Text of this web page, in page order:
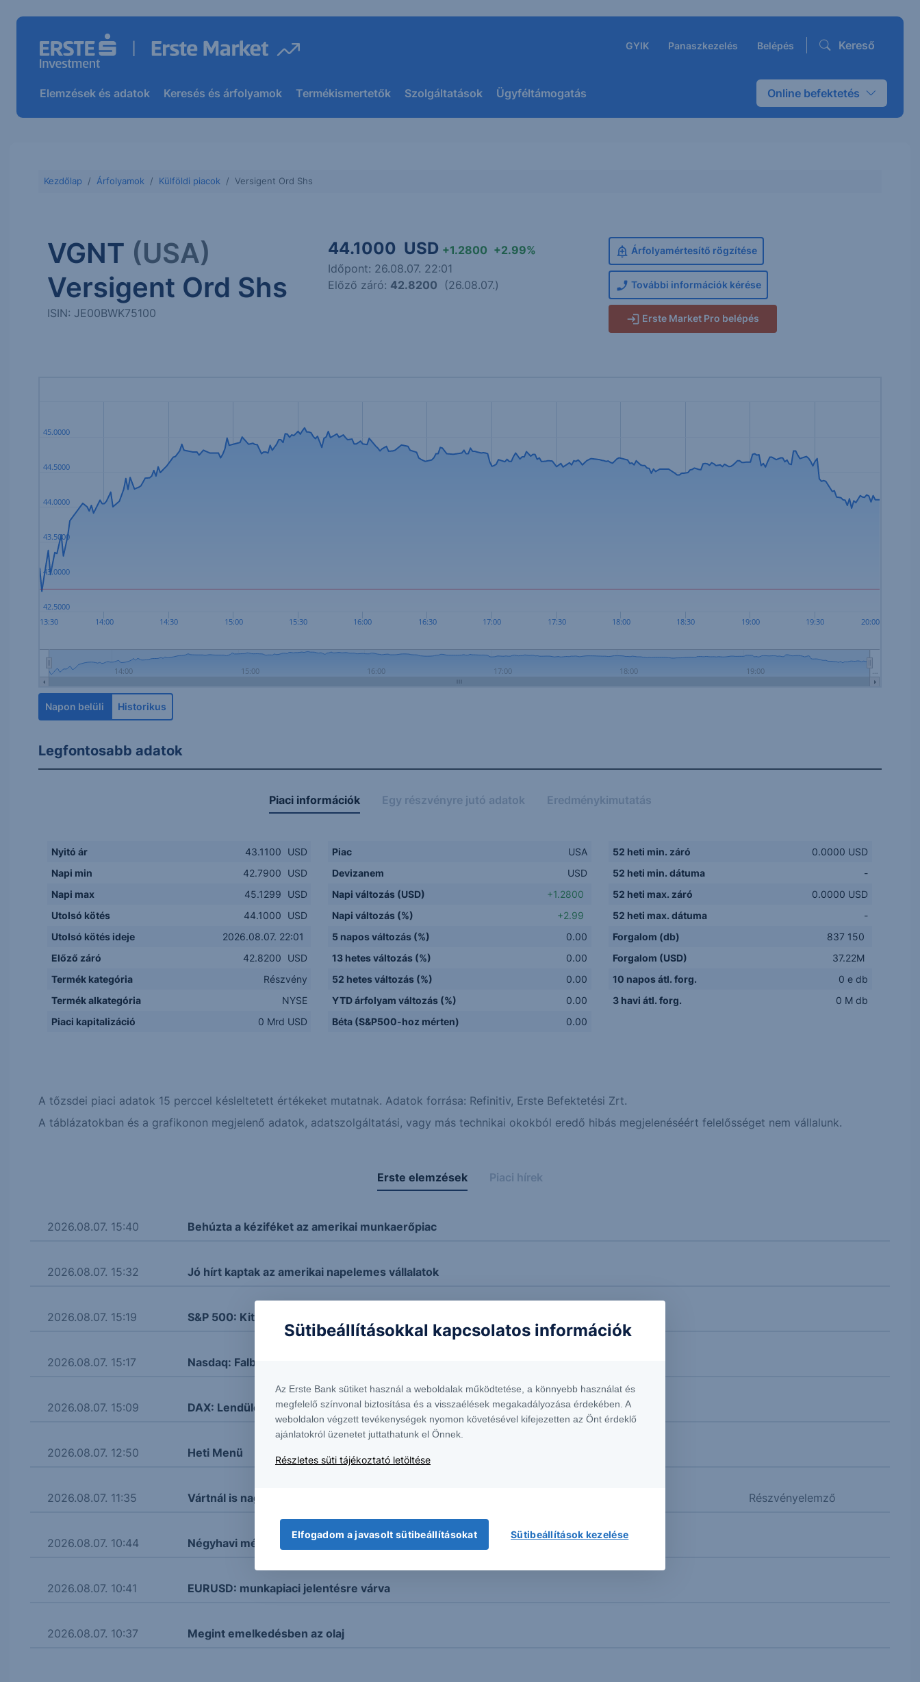
GYIK Panaszkezelés Belépés Kereső
Elemzések és adatok Keresés és árfolyamok Termékismertetők Szolgáltatások Ügyféltámogatás Online befektetés
Kezdőlap Árfolyamok Külföldi piacok Versigent Ord Shs
VGNT (USA)
Versigent Ord Shs
ISIN: JE00BWK75100
44.1000 USD +1.2800 +2.99%
Időpont: 26.08.07. 22:01
Előző záró: 42.8200 (26.08.07.)
Árfolyamértesítő rögzítése
További információk kérése
Erste Market Pro belépés
13:30 14:00 14:30 15:00 15:30 16:00 16:30 17:00 17:30 18:00 18:30 19:00 19:30 20:00
14:00 15:00 16:00 17:00 18:00 19:00 …
42.5000
43.0000
43.5000
44.0000
44.5000
45.0000
Napon belüli Historikus
Legfontosabb adatok
Piaci információk Egy részvényre jutó adatok Eredménykimutatás
Nyitó ár 43.1100
USD
Napi min
42.7900
USD
Napi max
45.1299
USD
Utolsó kötés
44.1000
USD
Utolsó kötés ideje
2026.08.07. 22:01
Előző záró
42.8200
USD
Termék kategória
Részvény
Termék alkategória
NYSE
Piaci kapitalizáció
0 Mrd USD
Piac
USA
Devizanem
USD
Napi változás (USD)
+1.2800
Napi változás (%)
+2.99
5 napos változás (%)
0.00
13 hetes változás (%)
0.00
52 hetes változás (%)
0.00
YTD árfolyam változás (%)
0.00
Béta (S&P500-hoz mérten)
0.00
52 heti min. záró
0.0000 USD
52 heti min. dátuma
-
52 heti max. záró
0.0000 USD
52 heti max. dátuma
-
Forgalom (db)
837 150
Forgalom (USD)
37.22M
10 napos átl. forg.
0 e db
3 havi átl. forg.
0 M db
A tőzsdei piaci adatok 15 perccel késleltetett értékeket mutatnak. Adatok forrása: Refinitiv, Erste Befektetési Zrt.
A táblázatokban és a grafikonon megjelenő adatok, adatszolgáltatási, vagy más technikai okokból eredő hibás megjelenéséért felelősséget nem vállalunk.
Erste elemzések Piaci hírek
2026.08.07. 15:40 Behúzta a kéziféket az amerikai munkaerőpiac
2026.08.07. 15:32 Jó hírt kaptak az amerikai napelemes vállalatok
2026.08.07. 15:19 S&P 500: Kitört
2026.08.07. 15:17 Nasdaq: Falba ütközött
2026.08.07. 15:09 DAX: Lendületbe jött
2026.08.07. 12:50 Heti Menü
2026.08.07. 11:35 Vártnál is nagyobb rekord Részvényelemző
2026.08.07. 10:44 Négyhavi mélyponton a forint
2026.08.07. 10:41 EURUSD: munkapiaci jelentésre várva
2026.08.07. 10:37 Megint emelkedésben az olaj
Sütibeállításokkal kapcsolatos információk
Az Erste Bank sütiket használ a weboldalak működtetése, a könnyebb használat és
megfelelő színvonal biztosítása és a visszaélések megakadályozása érdekében. A
weboldalon végzett tevékenységek nyomon követésével kifejezetten az Önt érdeklő
ajánlatokról üzenetet juttathatunk el Önnek.
Részletes süti tájékoztató letöltése
Elfogadom a javasolt sütibeállításokat Sütibeállítások kezelése